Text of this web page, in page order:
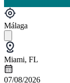
Málaga
Miami, FL
07/08/2026